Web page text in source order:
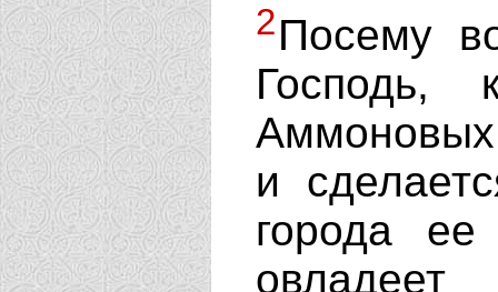
2Посему
Господь,
и
города